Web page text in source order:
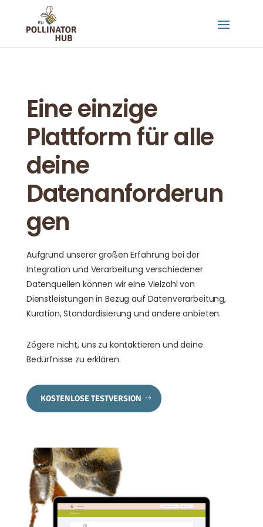
Eine einzige
Plattform für alle
deine
Datenanforderun
gen
Aufgrund unserer großen Erfahrung bei der
Integration und Verarbeitung verschiedener
Datenquellen können wir eine Vielzahl von
Dienstleistungen in Bezug auf Datenverarbeitung,
Kuration, Standardisierung und andere anbieten.
Zögere nicht, uns zu kontaktieren und deine
Bedürfnisse zu erklären.
KOSTENLOSE TESTVERSION